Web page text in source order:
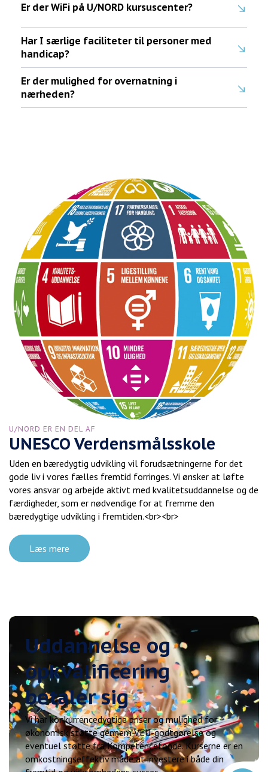
Er der WiFi på U/NORD kursuscenter?
Har I særlige faciliteter til personer med
handicap?
Er der mulighed for overnatning i
nærheden?
U/NORD ER EN DEL AF
UNESCO Verdensmålsskole
Uden en bæredygtig udvikling vil forudsætningerne for det
gode liv i vores fælles fremtid forringes. Vi ønsker at løfte
vores ansvar og arbejde aktivt med kvalitetsuddannelse og de
færdigheder, som er nødvendige for at fremme den
bæredygtige udvikling i fremtiden.<br><br>
Læs mere
Uddannelse og
opkvalificering
betaler sig
Vi har konkurrencedygtige priser og mulighed for
økonomisk støtte gennem VEU-godtgørelse og
eventuel støtte fra Kompetencefonde. Kurserne er en
omkostningseffektiv måde at investere i både din